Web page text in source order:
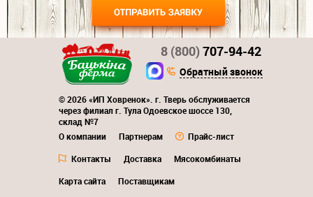
© 2026 «ИП Ховренок». г. Тверь обслуживается
через филиал г. Тула Одоевское шоссе 130,
склад №7
О компании
Партнерам
Прайс-лист
Контакты
Доставка
Мясокомбинаты
Карта сайта
Поставщикам
8 (800)707-94-42
Обратный звонок